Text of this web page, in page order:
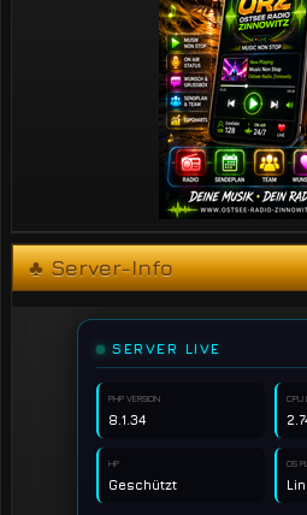
♣ Server-Info